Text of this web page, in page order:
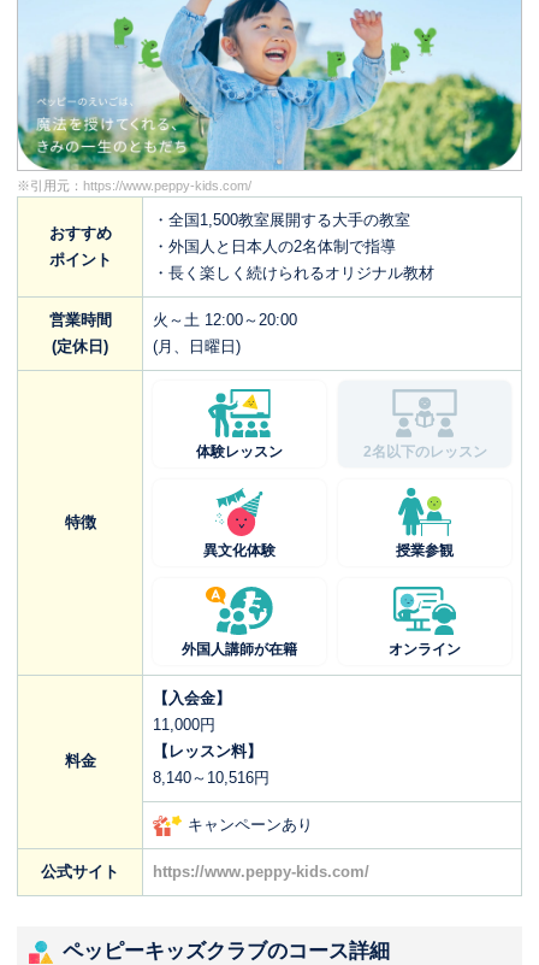
※引用元： https://www.peppy-kids.com/
おすすめ
ポイント
・全国1,500教室展開する大手の教室
・外国人と日本人の2名体制で指導
・長く楽しく続けられるオリジナル教材
営業時間
(定休日)
火～土 12:00～20:00
(月、日曜日)
特徴
体験レッスン 2名以下のレッスン
異文化体験 授業参観
外国人講師が在籍 オンライン
料金
【入会金】
11,000円
【レッスン料】
8,140～10,516円
キャンペーンあり
公式サイト https://www.peppy-kids.com/
ペッピーキッズクラブのコース詳細